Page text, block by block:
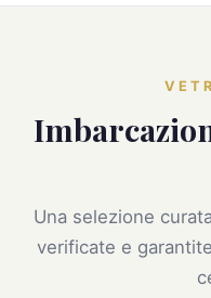
Una selezione
verificate e